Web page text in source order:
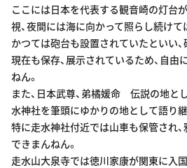
ここには日本を代表する観音崎の灯台
視、夜間には海に向かって照らし続けて
かつては砲台も設置されていたといい、
現在も保存、展示されているため、自
ねん。
また、日本武尊、弟橘媛命 伝説の地と
水神社を筆頭にゆかりの地として語り継
特に走水神社付近では山車も保管され
できまんねん。
走水山大泉寺では徳川家康が関東に入